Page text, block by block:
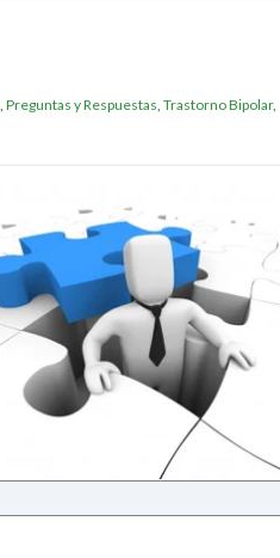
Preguntas y Respuestas Trastorno Bipolar,